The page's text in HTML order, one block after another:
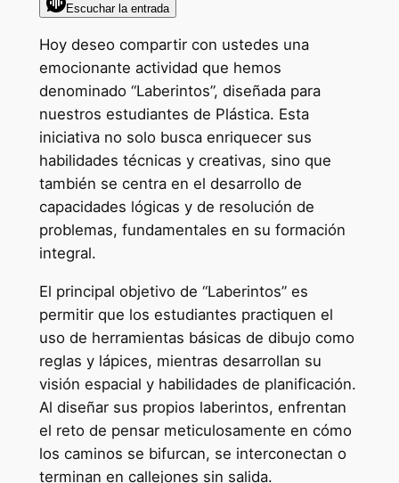
Escuchar la entrada
Hoy deseo compartir con ustedes una
emocionante actividad que hemos
denominado “Laberintos”, diseñada para
nuestros estudiantes de Plástica. Esta
iniciativa no solo busca enriquecer sus
habilidades técnicas y creativas, sino que
también se centra en el desarrollo de
capacidades lógicas y de resolución de
problemas, fundamentales en su formación
integral.
El principal objetivo de “Laberintos” es
permitir que los estudiantes practiquen el
uso de herramientas básicas de dibujo como
reglas y lápices, mientras desarrollan su
visión espacial y habilidades de planificación.
Al diseñar sus propios laberintos, enfrentan
el reto de pensar meticulosamente en cómo
los caminos se bifurcan, se interconectan o
terminan en callejones sin salida.